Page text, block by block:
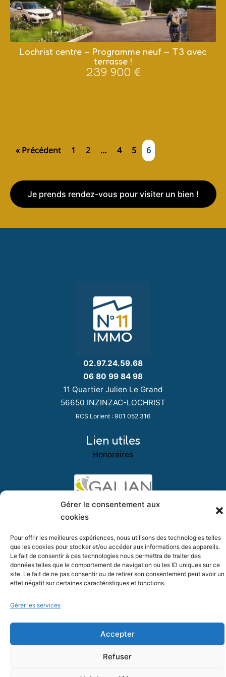
Gérer le consentement aux
cookies
Pour offrir les meilleures expériences, nous utilisons des technologies telles
que les cookies pour stocker et/ou accéder aux informations des appareils.
Le fait de consentir à ces technologies nous permettra de traiter des
données telles que le comportement de navigation ou les ID uniques sur ce
site. Le fait de ne pas consentir ou de retirer son consentement peut avoir un
effet négatif sur certaines caractéristiques et fonctions.
Gérer les services
Accepter
Refuser
Lochrist centre – Programme neuf – T3 avec
terrasse !
239 900 €
« Précédent 1 2 … 4 5 6
Je prends rendez-vous pour visiter un bien !
02.97.24.59.68
06 80 99 84 98
11 Quartier Julien Le Grand
56650 INZINZAC-LOCHRIST
RCS Lorient : 901 052 316
Lien utiles
Honoraires
Numero11 immo - 2026, tous droits réservés
Mentions légales | Politique de confidentialité
cookies (EU)